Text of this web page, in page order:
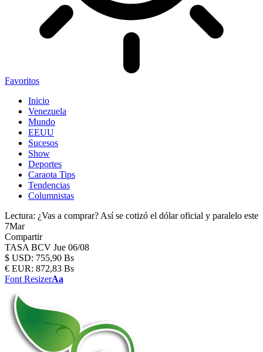
Favoritos
Inicio
Venezuela
Mundo
EEUU
Sucesos
Show
Deportes
Caraota Tips
Tendencias
Columnistas
Lectura: ¿Vas a comprar? Así se cotizó el dólar oficial y paralelo este
7Mar
Compartir
TASA BCV Jue 06/08
$ USD: 755,90 Bs
€ EUR: 872,83 Bs
Font ResizerAa